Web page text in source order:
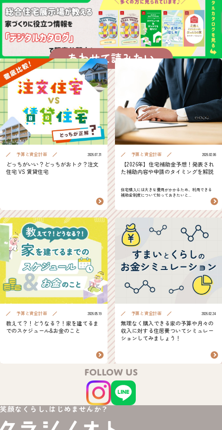
あわせて読みたい
予算と資金計画 2026.07.31
どっちがいい？どっちがおトク？注文
住宅 VS 賃貸住宅
予算と資金計画 2026.02.06
【2026年】住宅補助金予想！発表され
た補助内容や申請のタイミングを解説
住宅購入には大きな費用がかかるため、利用できる
補助金制度について知っておきたいと...
予算と資金計画 2026.05.19
教えて？！どうなる？！家を建てるま
でのスケジュール&お金のこと
予算と資金計画 2026.02.24
無理なく購入できる家の予算や月々の
収入に対する住居費ついてシミュレー
ションしてみましょう！
FOLLOW US
笑顔なくらし、はじめませんか？